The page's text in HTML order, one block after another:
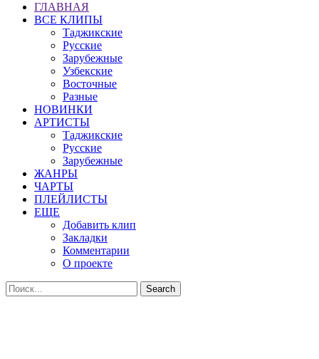
ГЛАВНАЯ
ВСЕ КЛИПЫ
Таджикские
Русские
Зарубежные
Узбекские
Восточные
Разные
НОВИНКИ
АРТИСТЫ
Таджикские
Русские
Зарубежные
ЖАНРЫ
ЧАРТЫ
ПЛЕЙЛИСТЫ
ЕЩЕ
Добавить клип
Закладки
Комментарии
О проекте